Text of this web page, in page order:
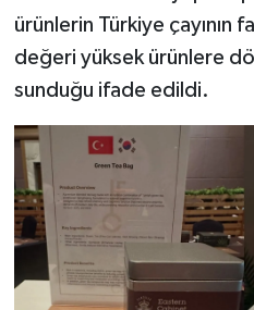
ürünlerin Türkiye çayının
değeri yüksek ürünlere
sunduğu ifade edildi.